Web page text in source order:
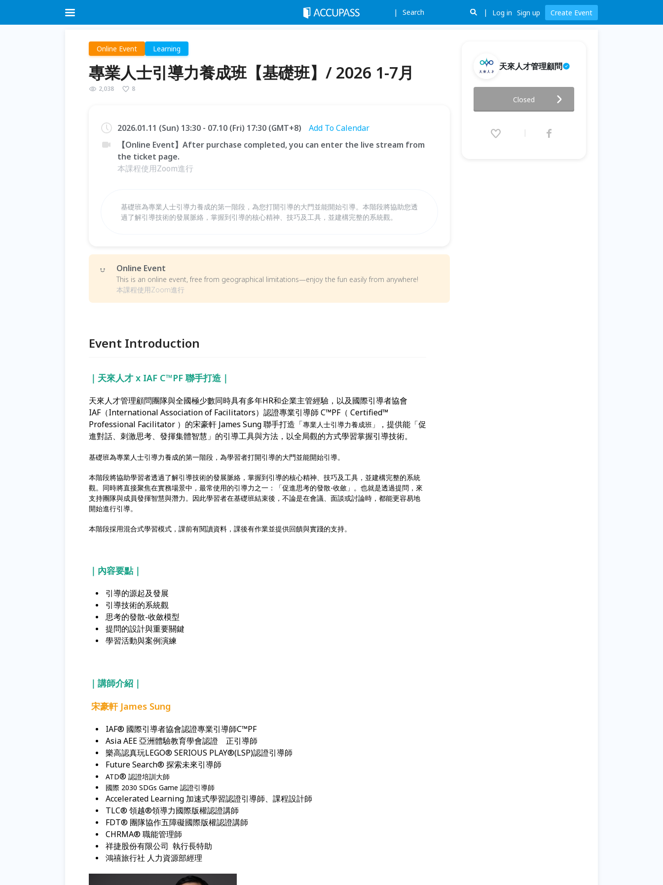
Search Log in Sign up Create Event
Online Event Learning
專業人士引導力養成班【基礎班】/ 2026 1-7月
2,038 8
2026.01.11 (Sun) 13:30 - 07.10 (Fri) 17:30 (GMT+8)
Add To Calendar
【Online Event】After purchase completed, you can enter the live stream from
the ticket page.
本課程使用Zoom進行
基礎班為專業人士引導力養成的第一階段，為您打開引導的大門並能開始引導。本階段將協助您透
過了解引導技術的發展脈絡，掌握到引導的核心精神、技巧及工具，並建構完整的系統觀。
Online Event
This is an online event, free from geographical limitations—enjoy the fun easily from anywhere!
本課程使用Zoom進行
Event Introduction
｜天來人才 x IAF C™PF 聯手打造｜
天來人才管理顧問團隊與全國極少數同時具有多年HR和企業主管經驗，以及國際引導者協會
IAF（International Association of Facilitators）認證專業引導師 C™PF（ Certified™
Professional Facilitator ）的宋豪軒 James Sung 聯手打造「專業人士引導力養成班」
，提供能「促
進對話、刺激思考、發揮集體智慧」的引導工具與方法，以全局觀的方式學習掌握引導技術。
基礎班為專業人士引導力養成的第一階段，為學習者打開引導的大門並能開始引導。
本階段將協助學習者透過了解引導技術的發展脈絡，掌握到引導的核心精神、技巧及工具，並建構完整的系統
觀。同時將直接聚焦在實務場景中，最常使用的引導力之一：「促進思考的發散-收斂」。也就是透過提問，來
支持團隊與成員發揮智慧與潛力。因此學習者在基礎班結束後，不論是在會議、面談或討論時，都能更容易地
開始進行引導。
本階段採用混合式學習模式，課前有閱讀資料，課後有作業並提供回饋與實踐的支持。
｜內容要點｜
引導的源起及發展
引導技術的系統觀
思考的發散-收斂模型
提問的設計與重要關鍵
學習活動與案例演練
｜講師介紹｜
宋豪軒 James Sung
IAF® 國際引導者協會認證專業引導師C™PF
Asia AEE 亞洲體驗教育學會認證 正引導師
樂高認真玩LEGO® SERIOUS PLAY®(LSP)認證引導師
Future Search® 探索未來引導師
ATD® 認證培訓大師
國際 2030 SDGs Game 認證引導師
Accelerated Learning 加速式學習認證引導師、課程設計師
TLC® 領越®領導力國際版權認證講師
FDT® 團隊協作五障礙國際版權認證講師
CHRMA® 職能管理師
祥捷股份有限公司 執行長特助
鴻禧旅行社 人力資源部經理
天來人才管理顧問
班】/ 2026 1-7月
2026.01.11 (Sun) 13:30 - 07.10
Closed